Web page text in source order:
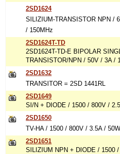
2SD1624
SILIZIUM-TRANSISTOR NPN /
/ 150MHz
2SD1624T-TD
2SD1624T-TD-E BIPOLAR
TRANSISTOR/NPN / 50V / 3A /
2SD1632
TRANSITOR = 2SD 1441RL
2SD1649
SI/N + DIODE / 1500 / 800V /
2SD1650
TV-HA / 1500 / 800V / 3.5A / 50W
2SD1651
SILIZIUM NPN + DIODE / 1500